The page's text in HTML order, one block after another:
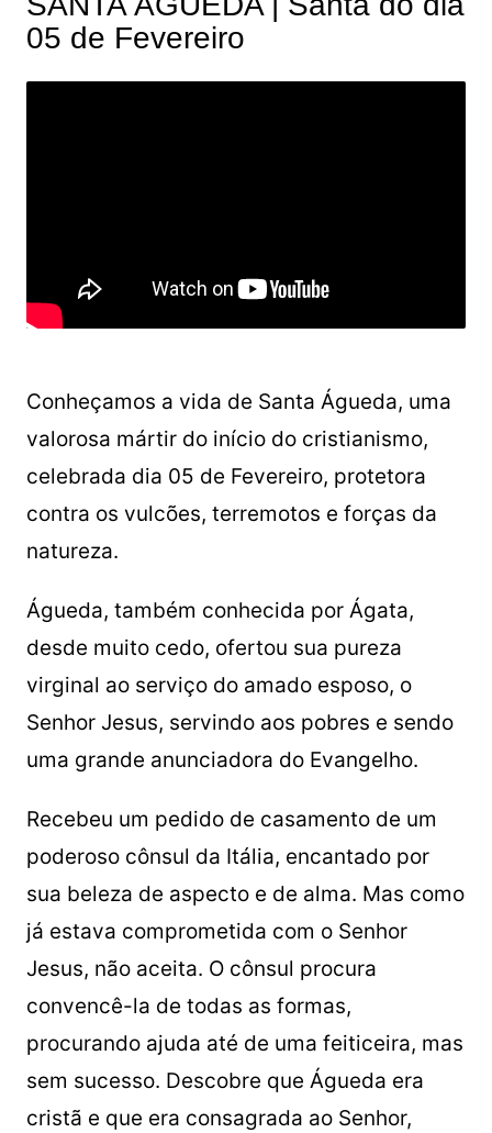
05 de Fevereiro
Conheçamos a vida de Santa Águeda, uma
valorosa mártir do início do cristianismo,
celebrada dia 05 de Fevereiro, protetora
contra os vulcões, terremotos e forças da
natureza.
Águeda, também conhecida por Ágata,
desde muito cedo, ofertou sua pureza
virginal ao serviço do amado esposo, o
Senhor Jesus, servindo aos pobres e sendo
uma grande anunciadora do Evangelho.
Recebeu um pedido de casamento de um
poderoso cônsul da Itália, encantado por
sua beleza de aspecto e de alma. Mas como
já estava comprometida com o Senhor
Jesus, não aceita. O cônsul procura
convencê-la de todas as formas,
procurando ajuda até de uma feiticeira, mas
sem sucesso. Descobre que Águeda era
cristã e que era consagrada ao Senhor,